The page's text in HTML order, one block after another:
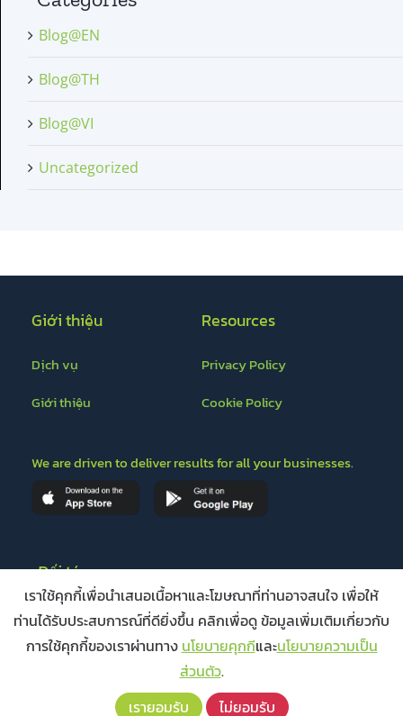
เราใช้คุกกี้เพื่อนำเสนอเนื้อหาและโฆษณาที่ท่านอาจสนใจ เพื่อให้
ท่านได้รับประสบการณ์ที่ดียิ่งขึ้น คลิกเพื่อดู ข้อมูลเพิ่มเติมเกี่ยวกับ
การใช้คุกกี้ของเราผ่านทาง นโยบายคุกกีและนโยบายความเป็น
ส่วนตัว.
เรายอมรับ
ไม่ยอมรับ
Blog@EN
Blog@TH
Blog@VI
Uncategorized
Giới thiệu
Dịch vụ
Giới thiệu
Resources
Privacy Policy
Cookie Policy
Đối tác
We are driven to deliver results for all your businesses.